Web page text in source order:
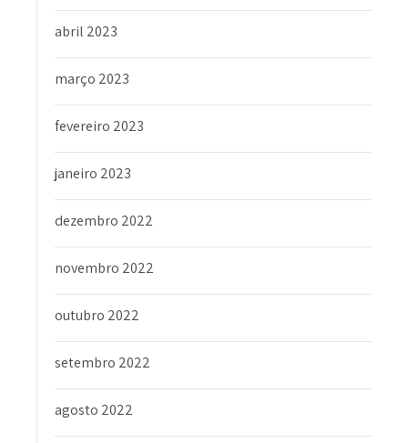
abril 2023
março 2023
fevereiro 2023
janeiro 2023
dezembro 2022
novembro 2022
outubro 2022
setembro 2022
agosto 2022